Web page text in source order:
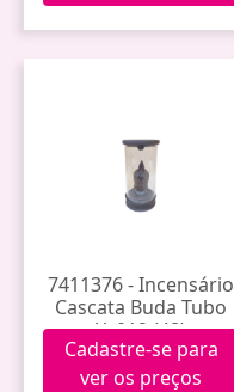
7411376 - Incensário
Cascata Buda Tubo
Yy019 (48)
Cadastre-se para
ver os preços